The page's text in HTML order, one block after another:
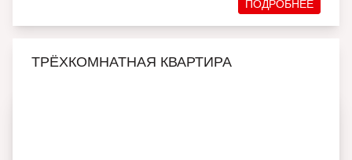
ПОДРОБНЕЕ
ТРЁХКОМНАТНАЯ КВАРТИРА